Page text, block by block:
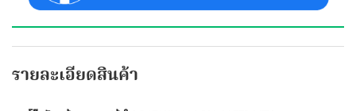
รายละเอียดสินค้า